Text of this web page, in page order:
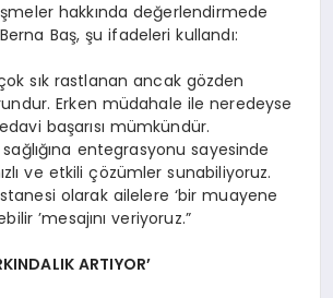
hakkında değerlendirmede
Baş, şu ifadeleri kullandı:
sık rastlanan ancak gözden
Erken müdahale ile neredeyse
başarısı mümkündür.
entegrasyonu sayesinde
ve etkili çözümler sunabiliyoruz.
olarak ailelere ‘bir muayene
’mesajını veriyoruz.”
ARTIYOR’